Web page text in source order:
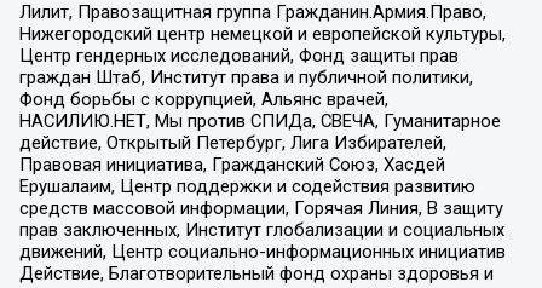
Лилит, Правозащитная группа Гражданин.Армия.Право,
Нижегородский центр немецкой и европейской культуры,
Центр гендерных исследований, Фонд защиты прав
граждан Штаб, Институт права и публичной политики,
Фонд борьбы с коррупцией, Альянс врачей,
НАСИЛИЮ.НЕТ, Мы против СПИДа, СВЕЧА, Гуманитарное
действие, Открытый Петербург, Лига Избирателей,
Правовая инициатива, Гражданский Союз, Хасдей
Ерушалаим, Центр поддержки и содействия развитию
средств массовой информации, Горячая Линия, В защиту
прав заключенных, Институт глобализации и социальных
движений, Центр социально-информационных инициатив
Действие, Благотворительный фонд охраны здоровья и